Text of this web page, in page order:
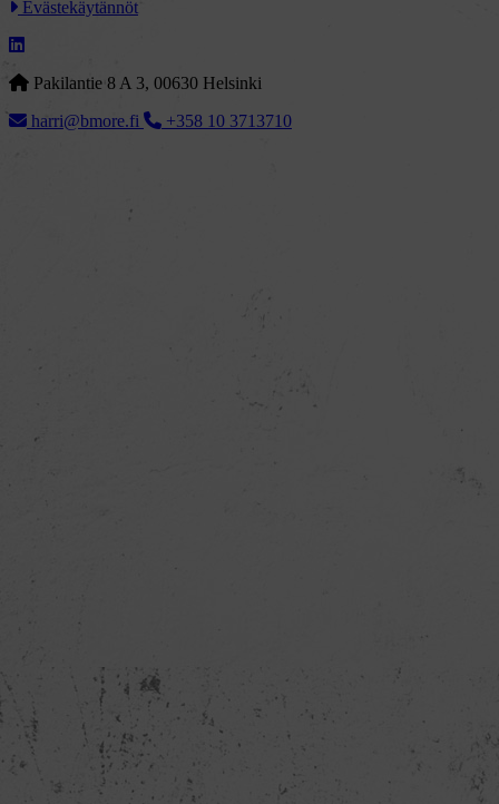
Evästekäytännöt
Pakilantie 8 A 3, 00630 Helsinki
harri@bmore.fi
+358 10 3713710